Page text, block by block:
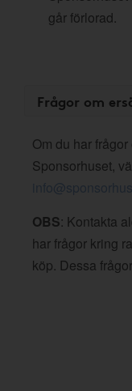
går förlorad.
Frågor om
Om du har
Sponsorhuset,
OBS: Kontakta
har frågor kring
köp. Dessa